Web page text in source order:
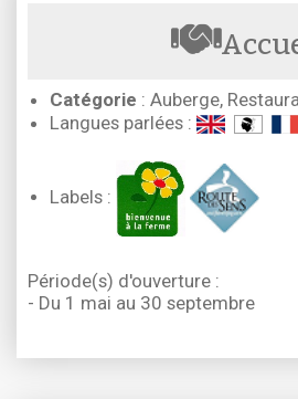
Catégorie : Auberge,
Langues parlées :
Labels :
Période(s) d'ouverture :
- Du 1 mai au 30 septembre